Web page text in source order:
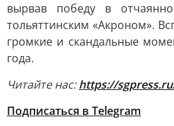
вырвав победу в
тольяттинским «Акроном».
громкие и скандальные
года.
Читайте нас:https://
Подписаться в Telegram